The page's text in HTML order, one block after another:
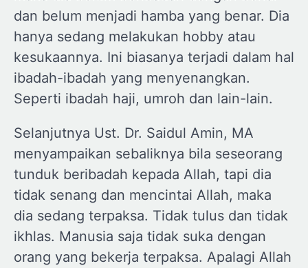
dan belum menjadi hamba yang benar. Dia
hanya sedang melakukan hobby atau
kesukaannya. Ini biasanya terjadi dalam hal
ibadah-ibadah yang menyenangkan.
Seperti ibadah haji, umroh dan lain-lain.
Selanjutnya Ust. Dr. Saidul Amin, MA
menyampaikan sebaliknya bila seseorang
tunduk beribadah kepada Allah, tapi dia
tidak senang dan mencintai Allah, maka
dia sedang terpaksa. Tidak tulus dan tidak
ikhlas. Manusia saja tidak suka dengan
orang yang bekerja terpaksa. Apalagi Allah